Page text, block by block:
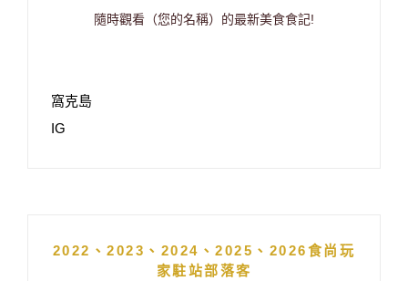
隨時觀看（您的名稱）的最新美食食記!
窩克島
IG
2022、2023、2024、2025、2026食尚玩
家駐站部落客